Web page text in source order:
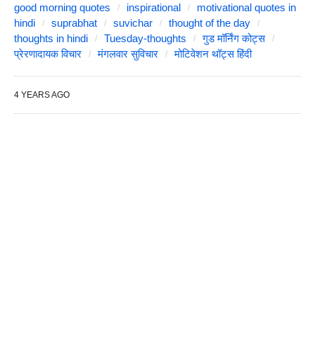
good morning quotes inspirational
motivational quotes in
hindi
suprabhat suvichar
thought of the day
thoughts in hindi
Tuesday-thoughts
गुड मॉर्निंग कोट्स
प्रेरणादायक विचार
मंगलवार सुविचार मोटिवेशन थॉट्स हिंदी
4 YEARS AGO